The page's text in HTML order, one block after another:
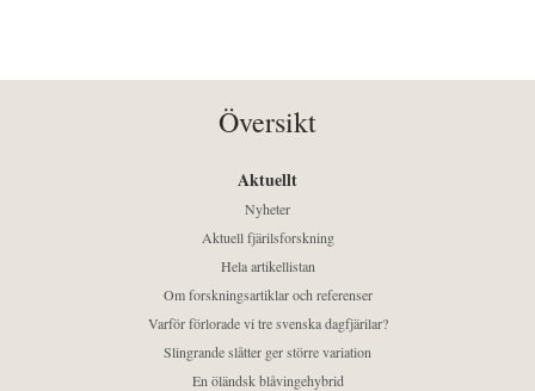
Översikt
Aktuellt
Nyheter
Aktuell fjärilsforskning
Hela artikellistan
Om forskningsartiklar och referenser
Varför förlorade vi tre svenska dagfjärilar?
Slingrande slåtter ger större variation
En öländsk blåvingehybrid